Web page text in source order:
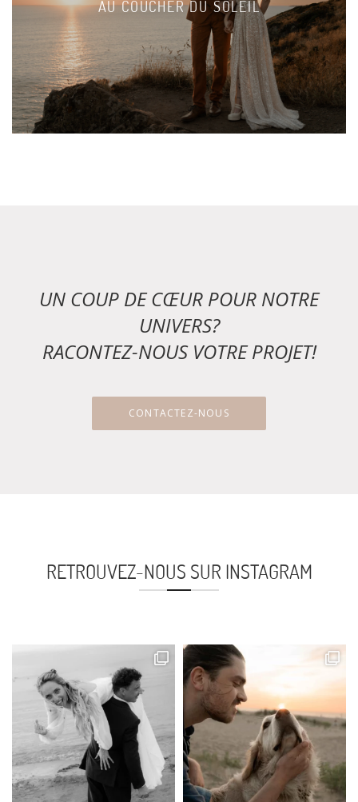
AU COUCHER DU SOLEIL
UN COUP DE CŒUR POUR NOTRE
UNIVERS?
RACONTEZ-NOUS VOTRE PROJET!
CONTACTEZ-NOUS
RETROUVEZ-NOUS SUR INSTAGRAM